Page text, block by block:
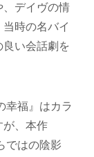
、デイヴの情
時の名バイ
い会話劇を
幸福』はカラ
が、本作
ではの陰影